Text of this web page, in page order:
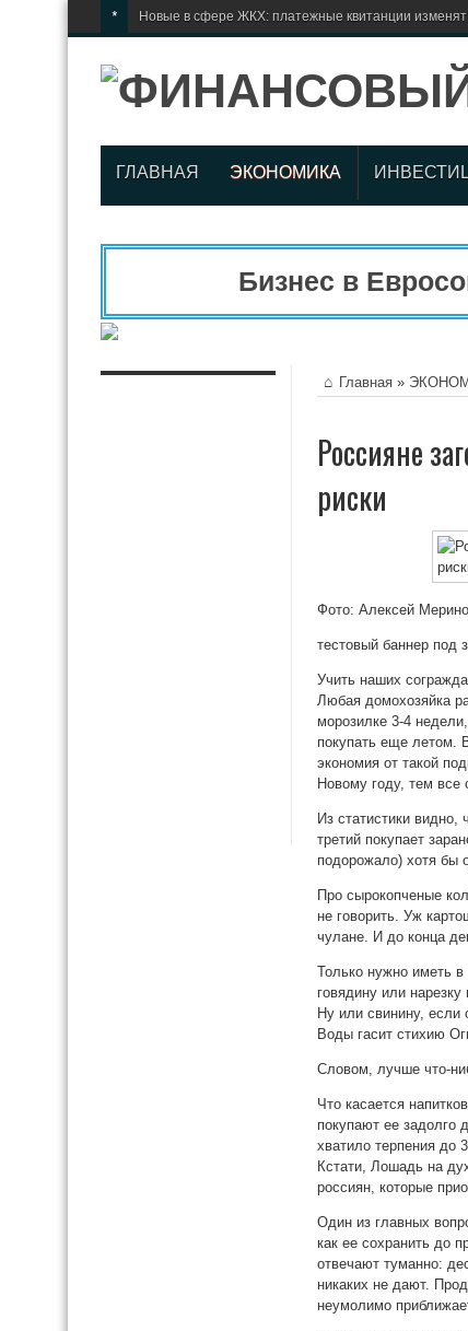
* Новые в сфере ЖКХ: платежные квитанции изменят
ГЛАВНАЯ ЭКОНОМИКА
Бизнес в
Главная »
Россияне
риски
Фото: Алексей
тестовый баннер под
Учить наших
Любая домохозяйка
морозилке 3-4
покупать еще летом.
экономия от такой
Новому году, тем все
Из статистики
третий покупает
подорожало) хотя бы
Про сырокопченые
не говорить. Уж
чулане. И до конца
Только нужно иметь
говядину или
Ну или свинину, если
Воды гасит стихию
Словом, лучше что-
Что касается
покупают ее задолго
хватило терпения до
Кстати, Лошадь на
россиян, которые
Один из главных
как ее сохранить до
отвечают туманно:
никаких не дают.
неумолимо